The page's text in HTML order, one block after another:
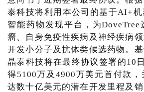
泰科技将利用本公司的基于AI+
智能药物发现平台，为
瘤、自身免疫性疾病及神经疾病
开发小分子及抗体类候选药物。基
晶泰科技将在最终协议签署的10
得5100万及4900万美元首付款
达数十亿美元的潜在开发里程及